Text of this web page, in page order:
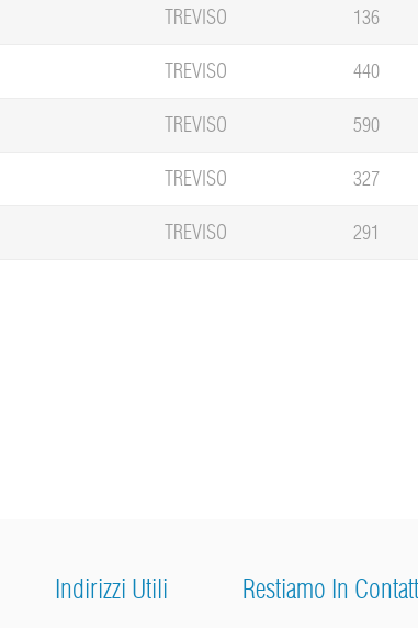
TREVISO 136
TREVISO 440
TREVISO 590
TREVISO 327
TREVISO 291
Indirizzi Utili Restiamo In